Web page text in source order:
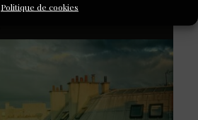
Politique de cookies
ROMAN D'ALEPH-